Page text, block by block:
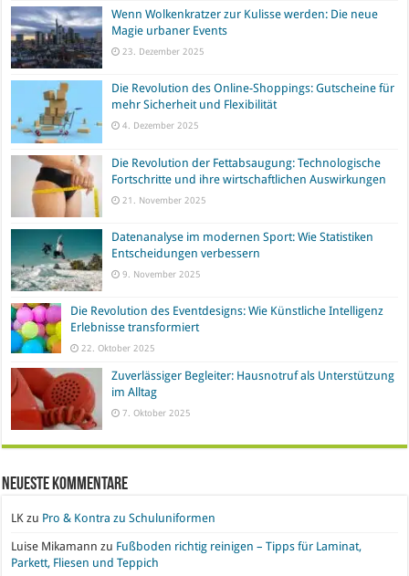
Wenn Wolkenkratzer zur Kulisse werden: Die neue
Magie urbaner Events
23. Dezember 2025
Die Revolution des Online-Shoppings: Gutscheine für
mehr Sicherheit und Flexibilität
4. Dezember 2025
Die Revolution der Fettabsaugung: Technologische
Fortschritte und ihre wirtschaftlichen Auswirkungen
21. November 2025
Datenanalyse im modernen Sport: Wie Statistiken
Entscheidungen verbessern
9. November 2025
Die Revolution des Eventdesigns: Wie Künstliche Intelligenz
Erlebnisse transformiert
22. Oktober 2025
Zuverlässiger Begleiter: Hausnotruf als Unterstützung
im Alltag
7. Oktober 2025
Neueste Kommentare
LK zu Pro & Kontra zu Schuluniformen
Luise Mikamann zu Fußboden richtig reinigen – Tipps für Laminat,
Parkett, Fliesen und Teppich